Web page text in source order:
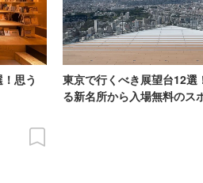
思う
東京で行くべき展望台12選
る新名所から入場無料のス